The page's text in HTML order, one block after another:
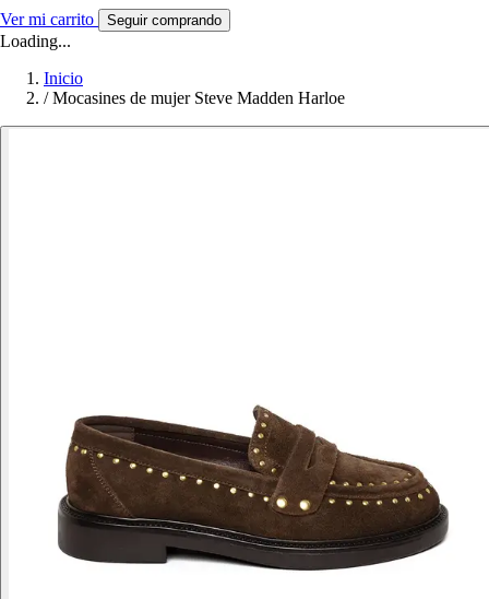
Ver mi carrito Seguir comprando
Loading...
Inicio
/ Mocasines de mujer Steve Madden Harloe